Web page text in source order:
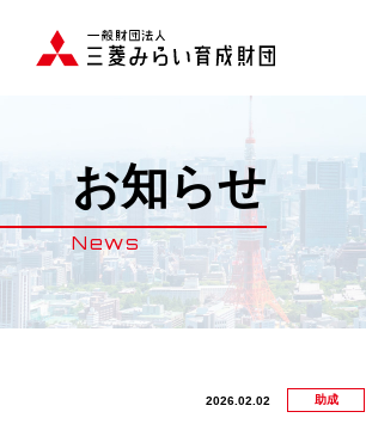
お知らせ
News
2026.02.02 助成